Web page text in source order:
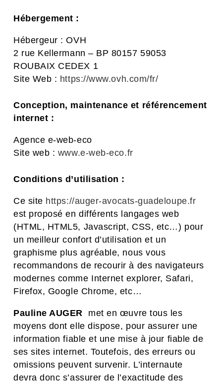
Hébergement :
Hébergeur : OVH
2 rue Kellermann – BP 80157 59053
ROUBAIX CEDEX 1
Site Web : https://www.ovh.com/fr/
Conception, maintenance et référencement
internet :
Agence e-web-eco
Site web : www.e-web-eco.fr
Conditions d’utilisation :
Ce site https://auger-avocats-guadeloupe.fr
est proposé en différents langages web
(HTML, HTML5, Javascript, CSS, etc…) pour
un meilleur confort d’utilisation et un
graphisme plus agréable, nous vous
recommandons de recourir à des navigateurs
modernes comme Internet explorer, Safari,
Firefox, Google Chrome, etc…
Pauline AUGER
met en œuvre tous les
moyens dont elle dispose, pour assurer une
information fiable et une mise à jour fiable de
ses sites internet. Toutefois, des erreurs ou
omissions peuvent survenir. L’internaute
devra donc s’assurer de l’exactitude des